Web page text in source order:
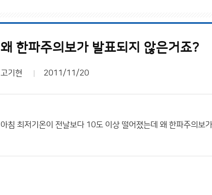
왜 한파주의보가 발표되지 않은거죠?
고기현 2011/11/20
아침 최저기온이 전날보다 10도 이상 떨어졌는데 왜 한파주의보